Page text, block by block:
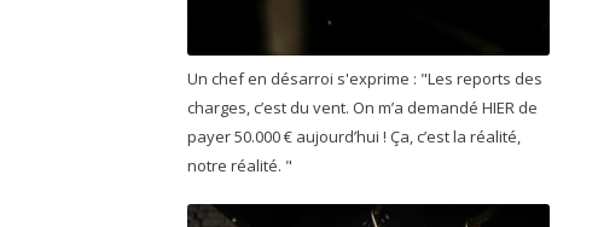
Un chef en désarroi s'exprime : "Les reports des
charges, c’est du vent. On m’a demandé HIER de
payer 50.000 € aujourd’hui ! Ça, c’est la réalité,
notre réalité. "